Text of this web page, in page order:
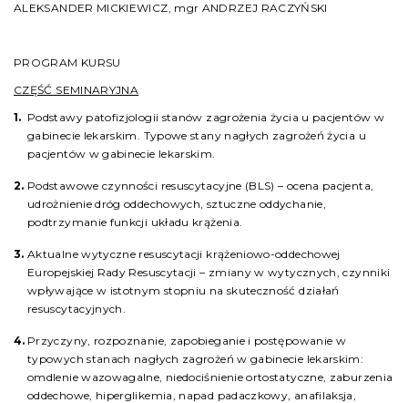
ALEKSANDER MICKIEWICZ, mgr ANDRZEJ RACZYŃSKI
PROGRAM KURSU
CZĘŚĆ SEMINARYJNA
Podstawy patofizjologii stanów zagrożenia życia u pacjentów w
gabinecie lekarskim. Typowe stany nagłych zagrożeń życia u
pacjentów w gabinecie lekarskim.
Podstawowe czynności resuscytacyjne (BLS) – ocena pacjenta,
udrożnienie dróg oddechowych, sztuczne oddychanie,
podtrzymanie funkcji układu krążenia.
Aktualne wytyczne resuscytacji krążeniowo-oddechowej
Europejskiej Rady Resuscytacji – zmiany w wytycznych, czynniki
wpływające w istotnym stopniu na skuteczność działań
resuscytacyjnych.
Przyczyny, rozpoznanie, zapobieganie i postępowanie w
typowych stanach nagłych zagrożeń w gabinecie lekarskim:
omdlenie wazowagalne, niedociśnienie ortostatyczne, zaburzenia
oddechowe, hiperglikemia, napad padaczkowy, anafilaksja,